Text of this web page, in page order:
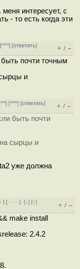
интересует, с
- то есть когда эти
^^^] [ответить]
+ / –
быть почти точным
и
^^] [^^^] [ответить]
+ / –
быть почти
на сырцы и
уже должна
] [ · · ·][↓] [↑]
+ / –
make install
2.4.2